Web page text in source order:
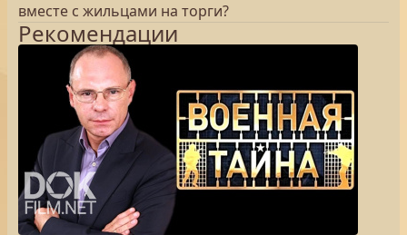
вместе с жильцами на торги?
Рекомендации